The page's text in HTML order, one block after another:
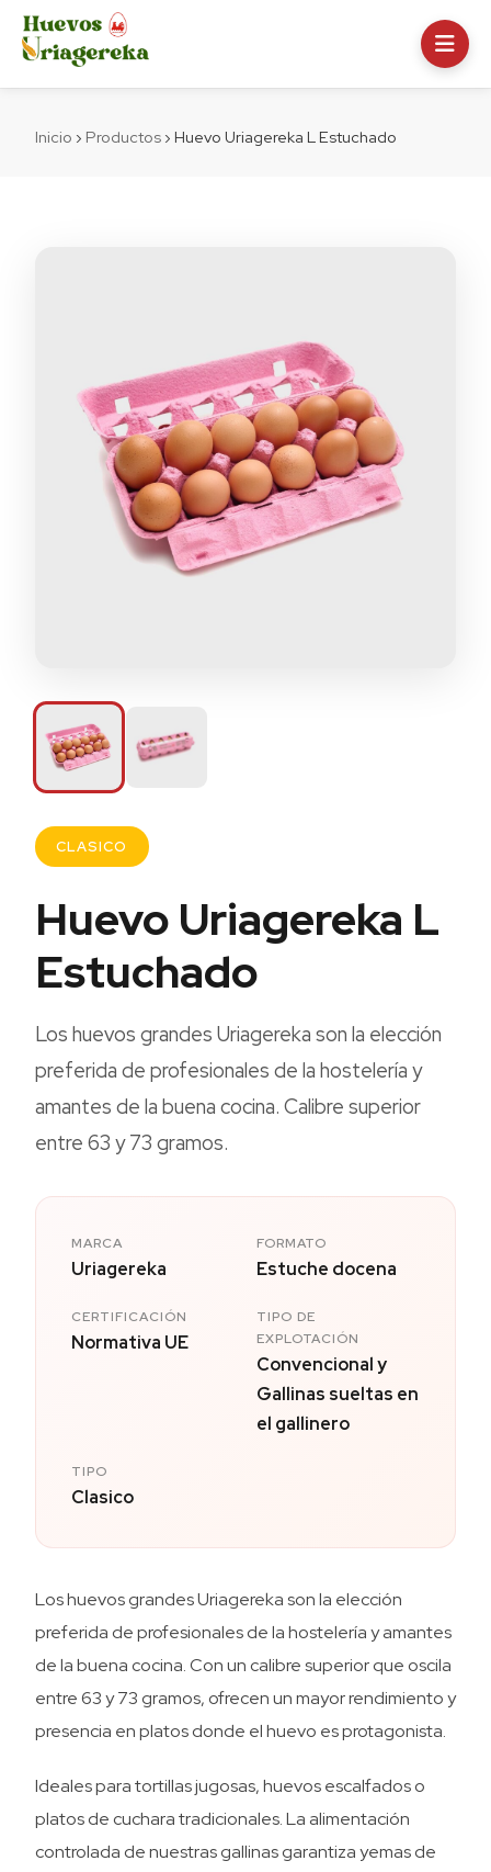
Inicio › Productos › Huevo Uriagereka L Estuchado
CLASICO
Huevo Uriagereka L
Estuchado
Los huevos grandes Uriagereka son la elección
preferida de profesionales de la hostelería y
amantes de la buena cocina. Calibre superior
entre 63 y 73 gramos.
MARCA
Uriagereka
FORMATO
Estuche docena
CERTIFICACIÓN
Normativa UE
TIPO DE
EXPLOTACIÓN
Convencional y
Gallinas sueltas en
el gallinero
TIPO
Clasico
Los huevos grandes Uriagereka son la elección
preferida de profesionales de la hostelería y amantes
de la buena cocina. Con un calibre superior que oscila
entre 63 y 73 gramos, ofrecen un mayor rendimiento y
presencia en platos donde el huevo es protagonista.
Ideales para tortillas jugosas, huevos escalfados o
platos de cuchara tradicionales. La alimentación
controlada de nuestras gallinas garantiza yemas de